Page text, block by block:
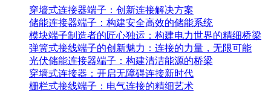
穿墙式连接器端子：创新连接解决方案
储能连接器端子：构建安全高效的储能系统
模块端子制造者的匠心独运：构建电力世界的精细桥梁
弹簧式接线端子的创新魅力：连接的力量，无限可能
光伏储能连接器端子：构建清洁能源的桥梁
穿墙式连接器：开启无障碍连接新时代
栅栏式接线端子：电气连接的精细艺术